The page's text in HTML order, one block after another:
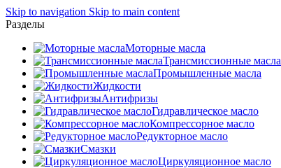
Skip to navigation Skip to main content
Разделы
Моторные масла
Трансмиссионные масла
Промышленные масла
Жидкости
Антифризы
Гидравлическое масло
Компрессорное масло
Редукторное масло
Смазки
Циркуляционное масло